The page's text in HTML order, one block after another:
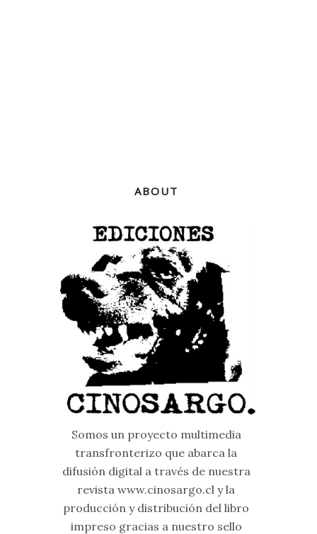
ABOUT
Somos un proyecto multimedia
transfronterizo que abarca la
difusión digital a través de nuestra
revista www.cinosargo.cl y la
producción y distribución del libro
impreso gracias a nuestro sello